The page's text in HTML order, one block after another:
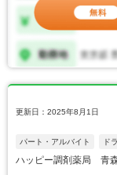
更新日：2025年8月1日
パート・アルバイト ド
ハッピー調剤薬局 青